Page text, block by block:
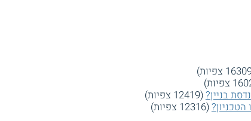
בניין?(12419 צפיות)
(12316 צפיות)